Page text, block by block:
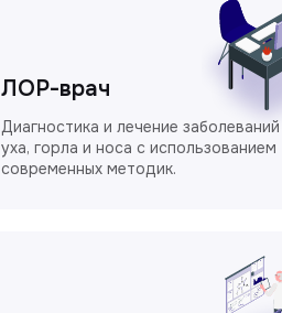
Диагностика и лечение заболеваний
уха, горла и носа с использованием
современных методик.
ЛОР-врач